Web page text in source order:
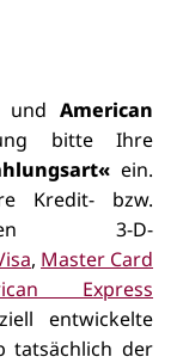
und American
bitte Ihre
ein.
Kredit- bzw.
3-D-
, Master Card
Express
entwickelte
tatsächlich der